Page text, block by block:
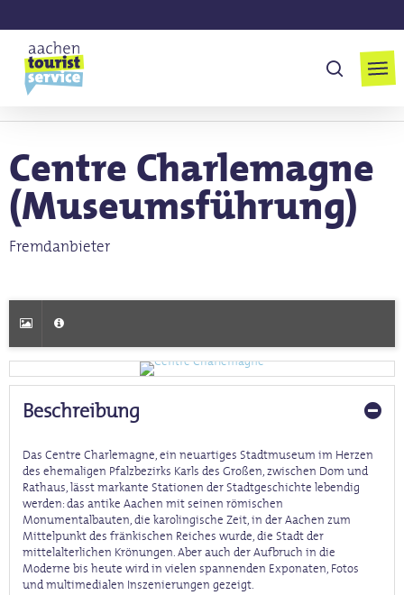
to
main
content
suchen
Centre Charlemagne
(Museumsführung)
Fremdanbieter
Beschreibung
Das Centre Charlemagne, ein neuartiges Stadtmuseum im Herzen
des ehemaligen Pfalzbezirks Karls des Großen, zwischen Dom und
Rathaus, lässt markante Stationen der Stadtgeschichte lebendig
werden: das antike Aachen mit seinen römischen
Monumentalbauten, die karolingische Zeit, in der Aachen zum
Mittelpunkt des fränkischen Reiches wurde, die Stadt der
mittelalterlichen Krönungen. Aber auch der Aufbruch in die
Moderne bis heute wird in vielen spannenden Exponaten, Fotos
und multimedialen Inszenierungen gezeigt.